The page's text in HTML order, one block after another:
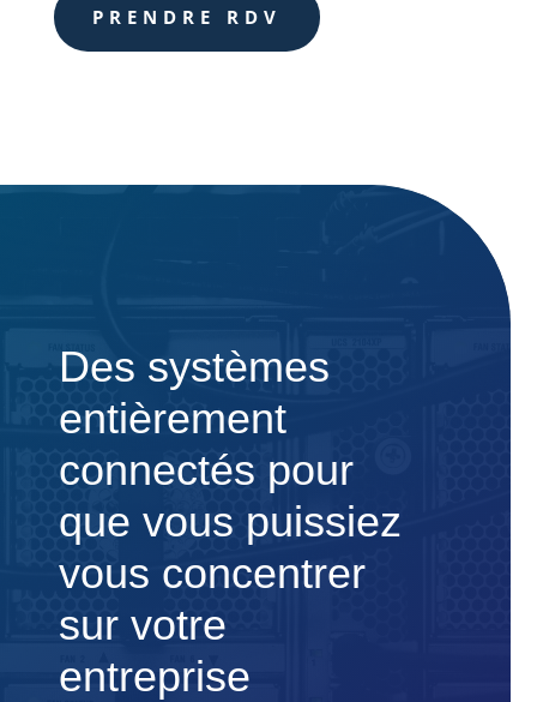
PRENDRE RDV
Des systèmes
entièrement
connectés pour
que vous puissiez
vous concentrer
sur votre
entreprise